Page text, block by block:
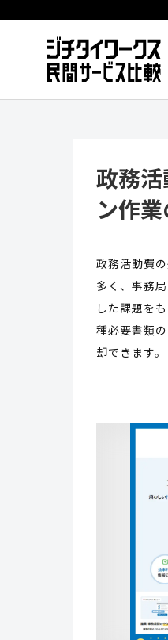
政務
ン作
政務活動費
多く、事務
した課題を
種必要書類
却できます。